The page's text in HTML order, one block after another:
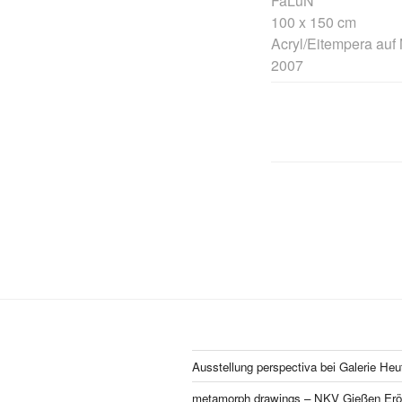
100 x 150 cm
Acryl/Eitempera auf
2007
Ausstellung perspectiva bei Galerie
metamorph drawings – NKV Gießen